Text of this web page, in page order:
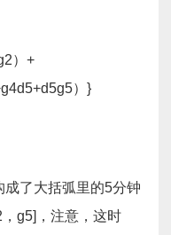
）+
）}
了大括弧里的5分钟
g5]，注意，这时